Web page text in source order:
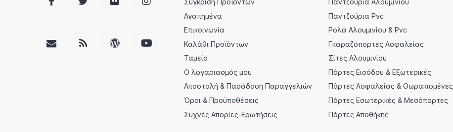
Σύγκριση Προϊόντων
Αγαπημένα
Επικοινωνία
Καλάθι Προϊόντων
Ταμείο
Ο λογαριασμός μου
Αποστολή & Παράδοση Παραγγελιών
Όροι & Προϋποθέσεις
Συχνές Απορίες-Ερωτήσεις
Παντζούρια Αλουμινίου
Παντζούρια Pvc
Ρολά Αλουμινίου & Pvc
Γκαραζόπορτες Ασφαλείας
Σίτες Αλουμινίου
Πόρτες Εισόδου & Εξωτερικές
Πόρτες Ασφαλείας & Θωρακισμένες
Πόρτες Εσωτερικές & Μεσόπορτες
Πόρτες Αποθήκης